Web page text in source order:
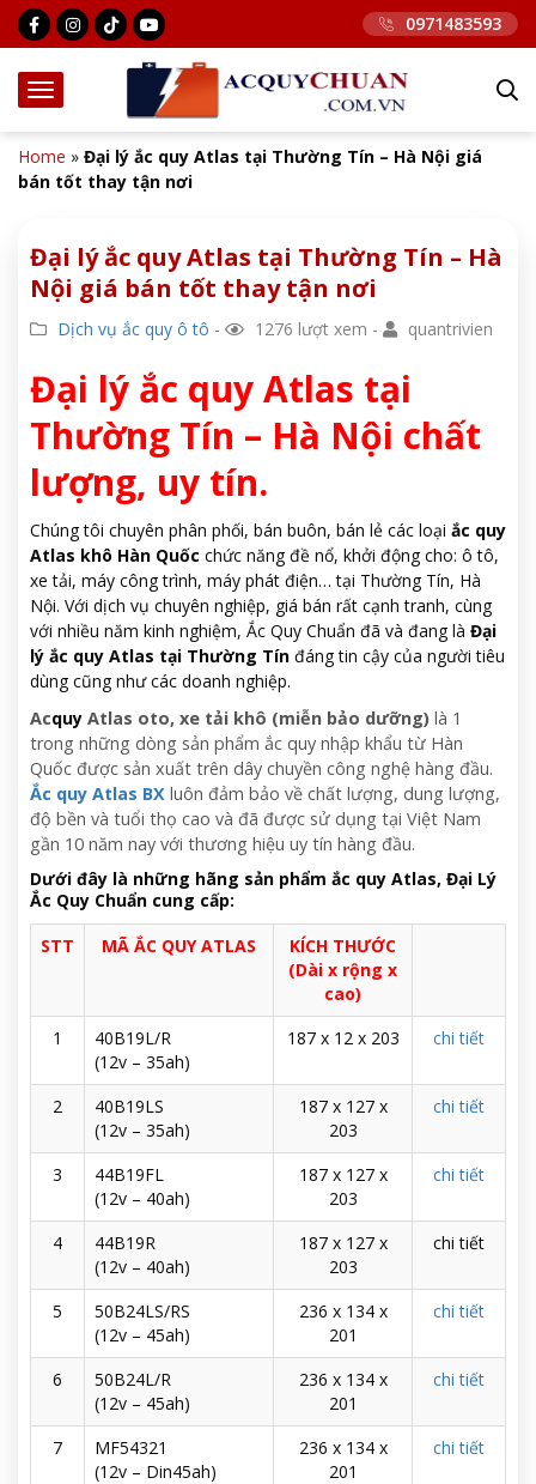
0971483593
Home » Đại lý ắc quy Atlas tại Thường Tín – Hà Nội giá
bán tốt thay tận nơi
Đại lý ắc quy Atlas tại Thường Tín – Hà
Nội giá bán tốt thay tận nơi
Dịch vụ ắc quy ô tô - 1276 lượt xem - quantrivien
Đại lý ắc quy Atlas tại
Thường Tín – Hà Nội chất
lượng, uy tín.
Chúng tôi chuyên phân phối, bán buôn, bán lẻ các loại ắc quy
Atlas khô Hàn Quốc chức năng đề nổ, khởi động cho: ô tô,
xe tải, máy công trình, máy phát điện… tại Thường Tín, Hà
Nội. Với dịch vụ chuyên nghiệp, giá bán rất cạnh tranh, cùng
với nhiều năm kinh nghiệm, Ắc Quy Chuẩn đã và đang là Đại
lý ắc quy Atlas tại Thường Tín đáng tin cậy của người tiêu
dùng cũng như các doanh nghiệp.
Acquy Atlas oto, xe tải khô (miễn bảo dưỡng) là 1
trong những dòng sản phẩm ắc quy nhập khẩu từ Hàn
Quốc được sản xuất trên dây chuyền công nghệ hàng đầu.
Ắc quy Atlas BX luôn đảm bảo về chất lượng, dung lượng,
độ bền và tuổi thọ cao và đã được sử dụng tại Việt Nam
gần 10 năm nay với thương hiệu uy tín hàng đầu.
Dưới đây là những hãng sản phẩm ắc quy Atlas, Đại Lý
Ắc Quy Chuẩn cung cấp:
STT
MÃ ẮC QUY ATLAS
KÍCH THƯỚC
(Dài x rộng x
cao)
1
40B19L/R
(12v – 35ah)
187 x 12 x 203 chi tiết
2
40B19LS
(12v – 35ah)
187 x 127 x
203
chi tiết
3
44B19FL
(12v – 40ah)
187 x 127 x
203
chi tiết
4
44B19R
(12v – 40ah)
187 x 127 x
203
chi tiết
5
50B24LS/RS
(12v – 45ah)
236 x 134 x
201
chi tiết
6
50B24L/R
(12v – 45ah)
236 x 134 x
201
chi tiết
7
MF54321
(12v – Din45ah)
236 x 134 x
201
chi tiết